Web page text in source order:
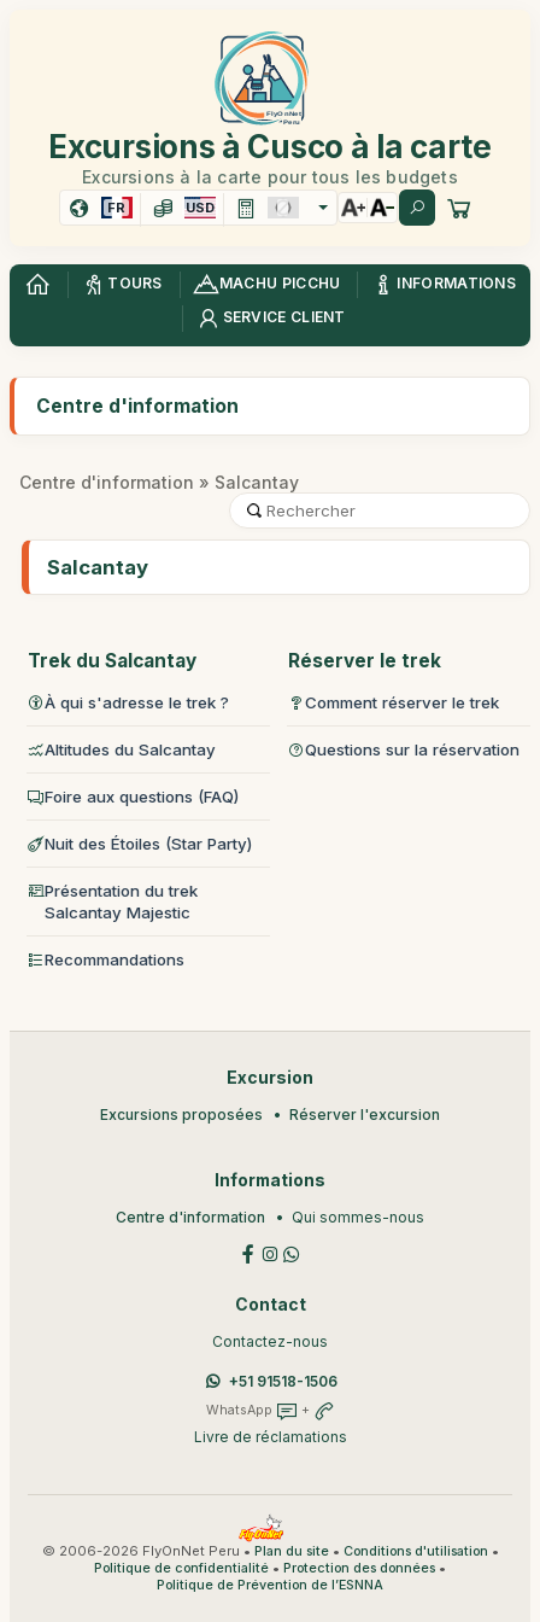
Excursions à Cusco à la carte
Excursions à la carte pour tous les budgets
FR USD
TOURS MACHU PICCHU
INFORMATIONS
SERVICE CLIENT
Centre d'information
Centre d'information » Salcantay
Salcantay
Trek du Salcantay
À qui s'adresse le trek ?
Altitudes du Salcantay
Foire aux questions (FAQ)
Nuit des Étoiles (Star Party)
Présentation du trek
Salcantay Majestic
Recommandations
Réserver le trek
Comment réserver le trek
Questions sur la réservation
Excursion
Excursions proposées Réserver l'excursion
Informations
Centre d'information Qui sommes-nous
Contact
Contactez-nous
+51 91518-1506
WhatsApp +
Livre de réclamations
© 2006-2026 FlyOnNet Peru • Plan du site• Conditions d'utilisation •
Politique de confidentialité • Protection des données •
Politique de Prévention de l’ESNNA